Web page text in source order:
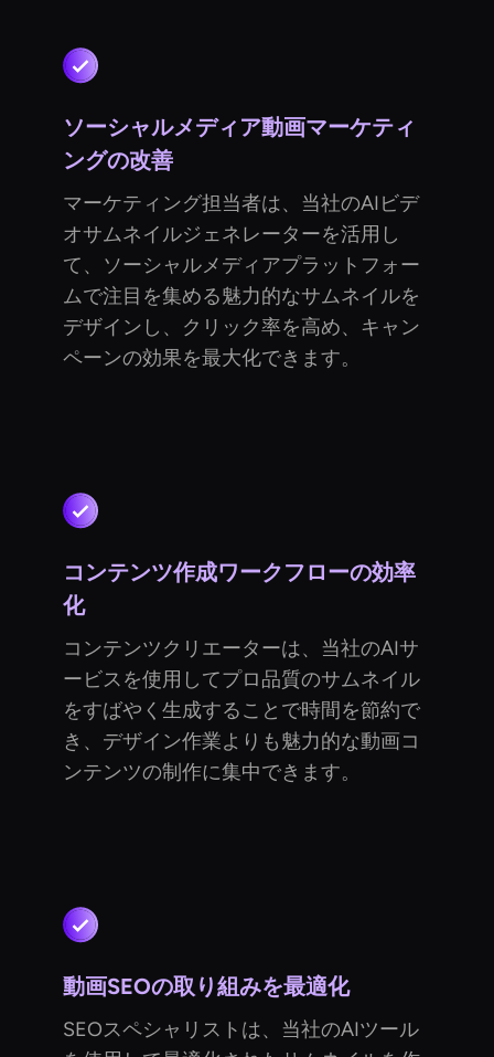
ソーシャルメディア動画マーケティ
ングの改善
マーケティング担当者は、当社のAIビデ
オサムネイルジェネレーターを活用し
て、ソーシャルメディアプラットフォー
ムで注目を集める魅力的なサムネイルを
デザインし、クリック率を高め、キャン
ペーンの効果を最大化できます。
コンテンツ作成ワークフローの効率
化
コンテンツクリエーターは、当社のAIサ
ービスを使用してプロ品質のサムネイル
をすばやく生成することで時間を節約で
き、デザイン作業よりも魅力的な動画コ
ンテンツの制作に集中できます。
動画SEOの取り組みを最適化
SEOスペシャリストは、当社のAIツール